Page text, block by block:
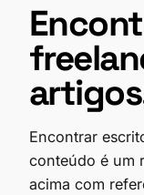
Encontrar
conteúdo é um
acima com